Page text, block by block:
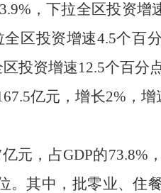
，下拉全区投资增
全区投资增速4.5个百
区投资增速12.5个百分
亿元，增长2% ，增
亿元，占GDP的73.8%
。其中， 批零业、住